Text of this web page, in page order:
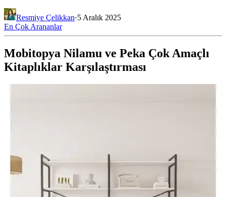
Resmiye Çelikkan·5 Aralık 2025
En Çok Arananlar
Mobitopya Nilamu ve Peka Çok Amaçlı
Kitaplıklar Karşılaştırması